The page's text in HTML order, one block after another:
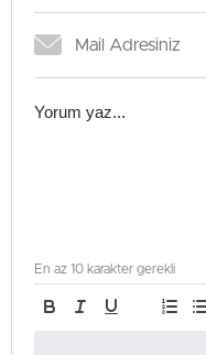
En az 10 karakter gerekli